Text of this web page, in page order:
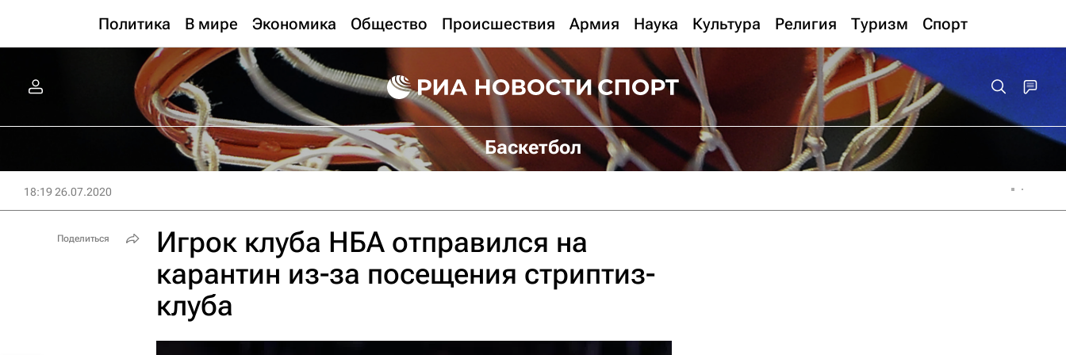
Политика В мире Экономика Общество Происшествия Армия Наука Культура Религия Туризм Спорт
Баскетбол
18:19 26.07.2020
Игрок клуба НБА отправился на
карантин из-за посещения стриптиз-
клуба
Поделиться